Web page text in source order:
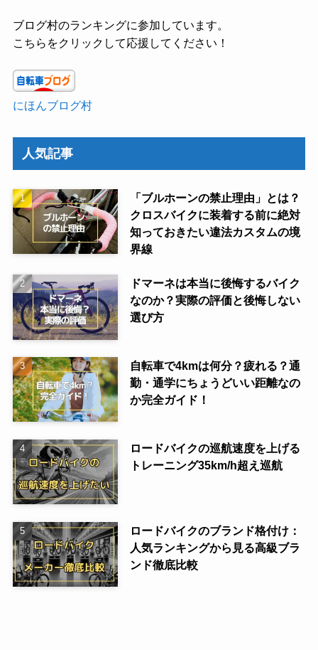
ブログ村のランキングに参加しています。
こちらをクリックして応援してください！
にほんブログ村
人気記事
「ブルホーンの禁止理由」とは？
クロスバイクに装着する前に絶対
知っておきたい違法カスタムの境
界線
ドマーネは本当に後悔するバイク
なのか？実際の評価と後悔しない
選び方
自転車で4kmは何分？疲れる？通
勤・通学にちょうどいい距離なの
か完全ガイド！
ロードバイクの巡航速度を上げる
トレーニング35km/h超え巡航
ロードバイクのブランド格付け：
人気ランキングから見る高級ブラ
ンド徹底比較